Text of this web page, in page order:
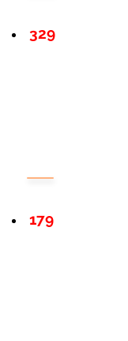
329
179